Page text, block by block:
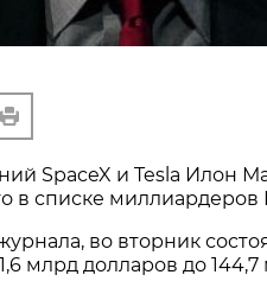
SpaceX и Tesla Илон
в списке миллиардеров
во вторник
млрд долларов до